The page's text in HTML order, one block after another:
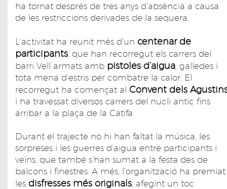
ha tornat després de tres anys d’absència a causa
de les restriccions derivades de la sequera.
L’activitat ha reunit més d’un centenar de
participants , que han recorregut els carrers del
barri Vell armats amb pistoles d’aigua , galledes i
tota mena d’estris per combatre la calor. El
recorregut ha començat al Convent dels
i ha travessat diversos carrers del nucli antic fins
arribar a la plaça de la Catifa.
Durant el trajecte no hi han faltat la música, les
sorpreses i les guerres d’aigua entre participants i
veïns, que també s’han sumat a la festa des de
balcons i finestres. A més, l’organització ha premiat
les disfresses més originals , afegint un toc